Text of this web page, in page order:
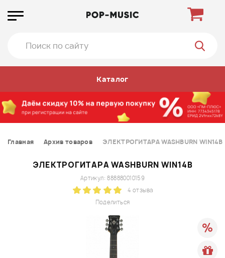
Каталог
Главная Архив товаров ЭЛЕКТРОГИТАРА WASHBURN WIN14B
ЭЛЕКТРОГИТАРА WASHBURN WIN14B
Поделиться
Артикул: 888880010159
4 отзыва